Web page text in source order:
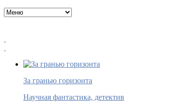
За гранью горизонта
Научная фантастика, детектив